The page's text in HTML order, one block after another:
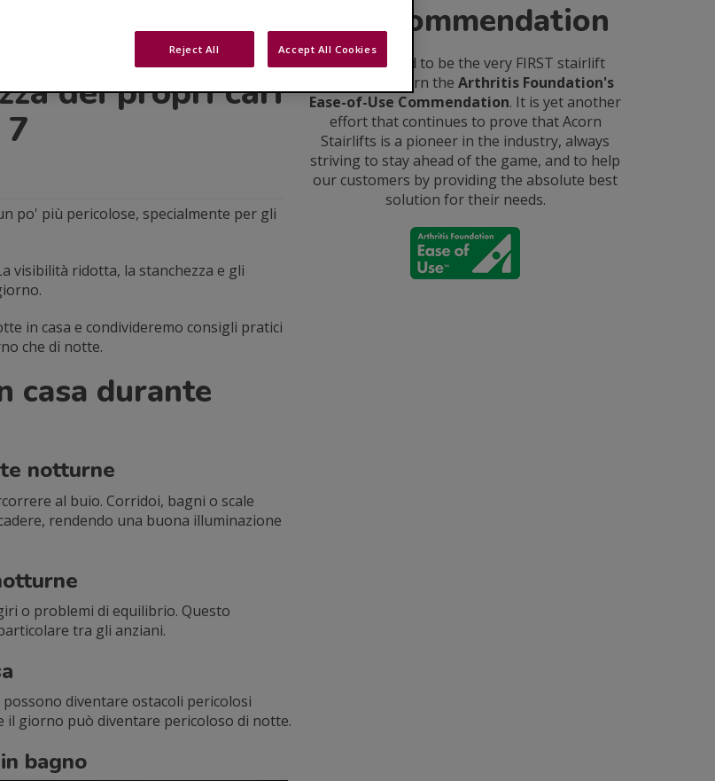
di notte e
dei propri cari
po' più pericolose, specialmente per gli
visibilità ridotta, la stanchezza e gli
in casa e condivideremo consigli pratici
che di notte.
casa durante
notturne
al buio. Corridoi, bagni o scale
rendendo una buona illuminazione
o problemi di equilibrio. Questo
tra gli anziani.
diventare ostacoli pericolosi
il giorno può diventare pericoloso di notte.
bagno
Use Commendation
We are proud to be the very FIRST stairlift
company to earn the Arthritis Foundation's
Ease-of-Use Commendation. It is yet another
effort that continues to prove that Acorn
Stairlifts is a pioneer in the industry, always
striving to stay ahead of the game, and to help
our customers by providing the absolute best
solution for their needs.
Reject All Accept All Cookies